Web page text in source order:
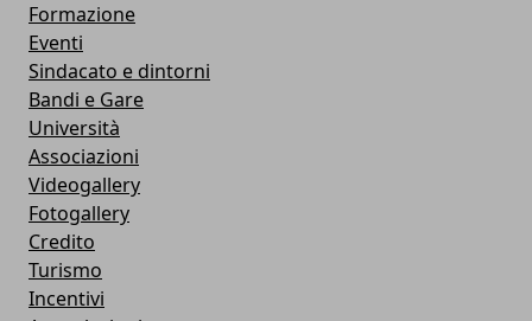
Formazione
Eventi
Sindacato e dintorni
Bandi e Gare
Università
Associazioni
Videogallery
Fotogallery
Credito
Turismo
Incentivi